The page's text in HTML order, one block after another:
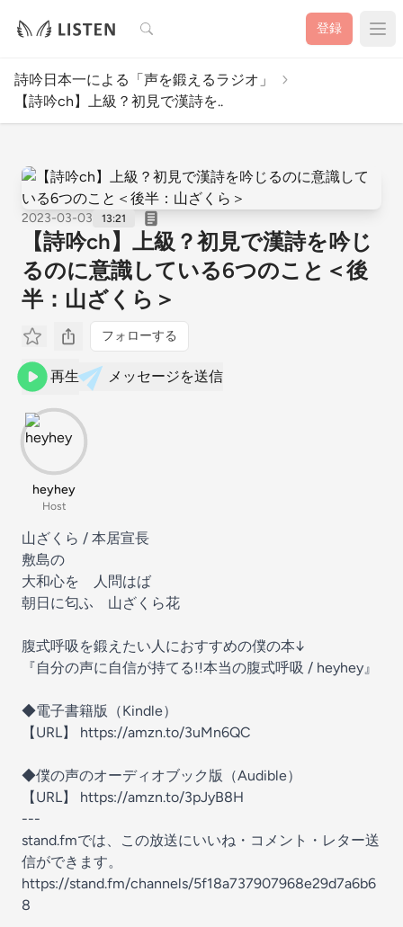
検索 登録
詩吟日本一による「声を鍛えるラジオ」
【詩吟ch】上級？初見で漢詩を..
2023-03-03 13:21
【詩吟ch】上級？初見で漢詩を吟じ
るのに意識している6つのこと＜後
半：山ざくら＞
フォローする
再生 メッセージを送信
heyhey
Host
山ざくら / 本居宣長
敷島の
大和心を 人問はば
朝日に匂ふ 山ざくら花
腹式呼吸を鍛えたい人におすすめの僕の本↓
『自分の声に自信が持てる!!本当の腹式呼吸 / heyhey』
◆電子書籍版（Kindle）
【URL】 https://amzn.to/3uMn6QC
◆僕の声のオーディオブック版（Audible）
【URL】 https://amzn.to/3pJyB8H
---
stand.fmでは、この放送にいいね・コメント・レター送
信ができます。
https://stand.fm/channels/5f18a737907968e29d7a6b6
8